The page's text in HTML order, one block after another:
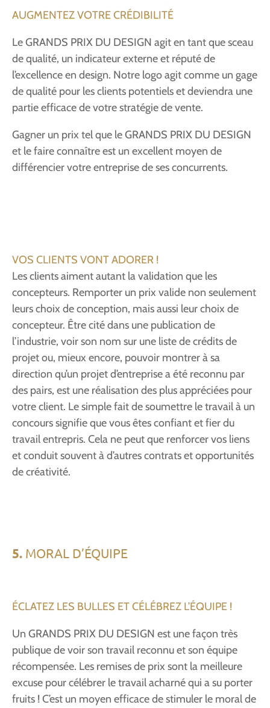
AUGMENTEZ VOTRE CRÉDIBILITÉ
Le GRANDS PRIX DU DESIGN agit en tant que sceau
de qualité, un indicateur externe et réputé de
l’excellence en design. Notre logo agit comme un gage
de qualité pour les clients potentiels et deviendra une
partie efficace de votre stratégie de vente.
Gagner un prix tel que le GRANDS PRIX DU DESIGN
et le faire connaître est un excellent moyen de
différencier votre entreprise de ses concurrents.
VOS CLIENTS VONT ADORER !
Les clients aiment autant la validation que les
concepteurs. Remporter un prix valide non seulement
leurs choix de conception, mais aussi leur choix de
concepteur. Être cité dans une publication de
l’industrie, voir son nom sur une liste de crédits de
projet ou, mieux encore, pouvoir montrer à sa
direction qu’un projet d’entreprise a été reconnu par
des pairs, est une réalisation des plus appréciées pour
votre client. Le simple fait de soumettre le travail à un
concours signifie que vous êtes confiant et fier du
travail entrepris. Cela ne peut que renforcer vos liens
et conduit souvent à d’autres contrats et opportunités
de créativité.
5. MORAL D’ÉQUIPE
ÉCLATEZ LES BULLES ET CÉLÉBREZ L’ÉQUIPE !
Un GRANDS PRIX DU DESIGN est une façon très
publique de voir son travail reconnu et son équipe
récompensée. Les remises de prix sont la meilleure
excuse pour célébrer le travail acharné qui a su porter
fruits ! C’est un moyen efficace de stimuler le moral de